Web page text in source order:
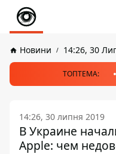
Новини 14:26, 30
ТОПТЕМА:
14:26, 30 липня 2019
В Украине
Apple: чем